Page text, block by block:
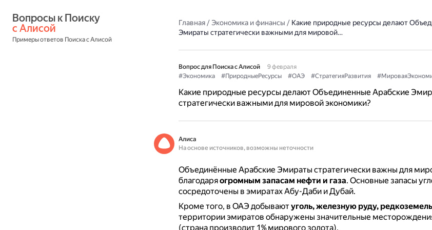
с Алисой
Примеры ответов Поиска с Алисой
Главная/Экономика и финансы / Какие природные ресурсы делают
Эмираты стратегически важными для мировой…
Вопрос для Поиска с Алисой
9 февраля
#Экономика
#ПриродныеРесурсы #ОАЭ #СтратегияРазвития
Какие природные ресурсы делают Объединенные Арабские
стратегически важными для мировой экономики?
Алиса
На основе источников, возможны неточности
Объединённые Арабские Эмираты стратегически важны для
благодаряогромным запасам нефти и газа. Основные запасы
сосредоточены в эмиратах Абу-Даби и Дубай.
Кроме того, в ОАЭ добываютуголь, железную руду,
территории эмиратов обнаружены значительные
(страна производит 1% мирового золота).